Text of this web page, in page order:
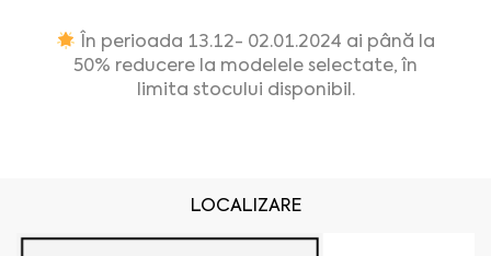
În perioada 13.12- 02.01.2024 ai până la
50% reducere la modelele selectate, în
limita stocului disponibil.
LOCALIZARE